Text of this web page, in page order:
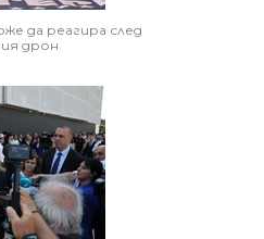
да реагира след
дрон